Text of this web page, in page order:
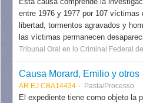
entre 1976 y 1977 por 107
libertad, tormentos agravados y
las víctimas permanecen
Tribunal Oral en lo Criminal Federal
Causa Morard, Emilio y otros
AR EJ CBA14434 Pasta/Processo
El expediente tiene como objeto la